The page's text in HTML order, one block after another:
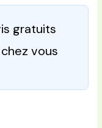
gratuits
vous